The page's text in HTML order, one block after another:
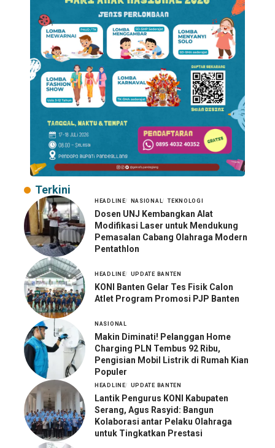
Terkini
HEADLINE NASIONAL TEKNOLOGI
Dosen UNJ Kembangkan Alat
Modifikasi Laser untuk Mendukung
Pemasalan Cabang Olahraga Modern
Pentathlon
HEADLINE UPDATE BANTEN
KONI Banten Gelar Tes Fisik Calon
Atlet Program Promosi PJP Banten
NASIONAL
Makin Diminati! Pelanggan Home
Charging PLN Tembus 92 Ribu,
Pengisian Mobil Listrik di Rumah Kian
Populer
HEADLINE UPDATE BANTEN
Lantik Pengurus KONI Kabupaten
Serang, Agus Rasyid: Bangun
Kolaborasi antar Pelaku Olahraga
untuk Tingkatkan Prestasi